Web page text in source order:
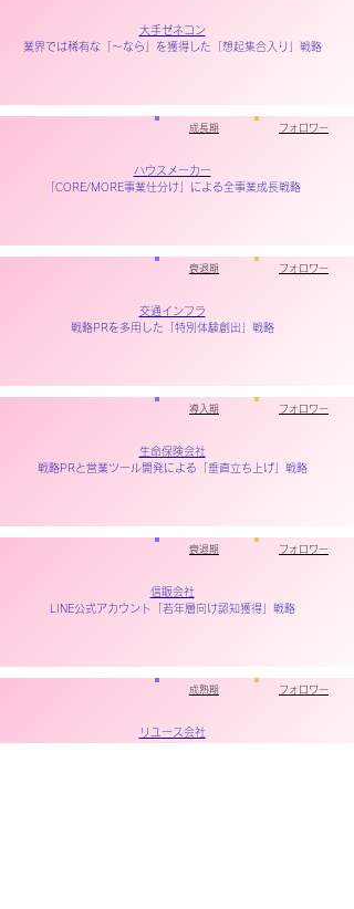
大手ゼネコン
業界では稀有な「～なら」を獲得した「想起集合入り」戦略
成長期 フォロワー
ハウスメーカー
「CORE/MORE事業仕分け」による全事業成長戦略
​衰退期 フォロワー
交通インフラ
戦略PRを多用した「特別体験創出」戦略
導入期 フォロワー
生命保険会社
戦略PRと営業ツール開発による「垂直立ち上げ」戦略
衰退期 フォロワー
信販会社
LINE公式アカウント「若年層向け認知獲得」戦略
成熟期 フォロワー
リユース会社